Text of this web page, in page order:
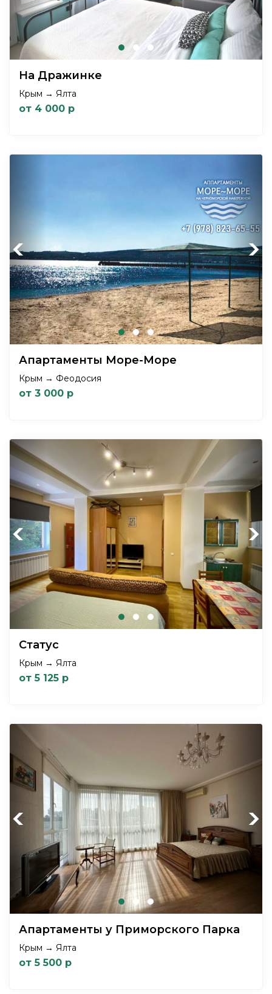
На Дражинке
Крым → Ялта
от 4 000 р
Previous Next
Апартаменты Море-Море
Крым → Феодосия
от 3 000 р
Previous Next
Статус
Крым → Ялта
от 5 125 р
Previous Next
Апартаменты у Приморского Парка
Крым → Ялта
от 5 500 р